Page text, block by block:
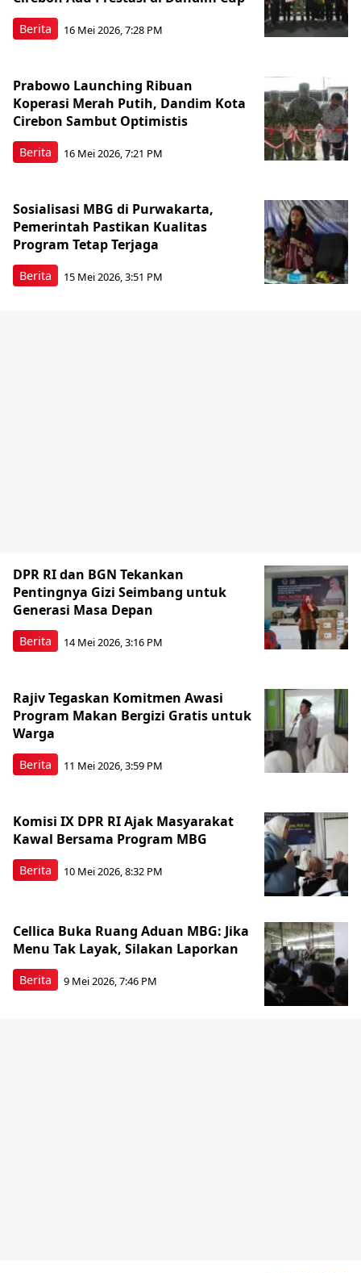
Berita 16 Mei 2026, 7:28 PM
Berita
Prabowo Launching Ribuan
Koperasi Merah Putih, Dandim Kota
Cirebon Sambut Optimistis
16 Mei 2026, 7:21 PM
Berita
Sosialisasi MBG di Purwakarta,
Pemerintah Pastikan Kualitas
Program Tetap Terjaga
15 Mei 2026, 3:51 PM
Berita
DPR RI dan BGN Tekankan
Pentingnya Gizi Seimbang untuk
Generasi Masa Depan
14 Mei 2026, 3:16 PM
Berita
Rajiv Tegaskan Komitmen Awasi
Program Makan Bergizi Gratis untuk
Warga
11 Mei 2026, 3:59 PM
Berita
Komisi IX DPR RI Ajak Masyarakat
Kawal Bersama Program MBG
10 Mei 2026, 8:32 PM
Berita
Cellica Buka Ruang Aduan MBG: Jika
Menu Tak Layak, Silakan Laporkan
9 Mei 2026, 7:46 PM